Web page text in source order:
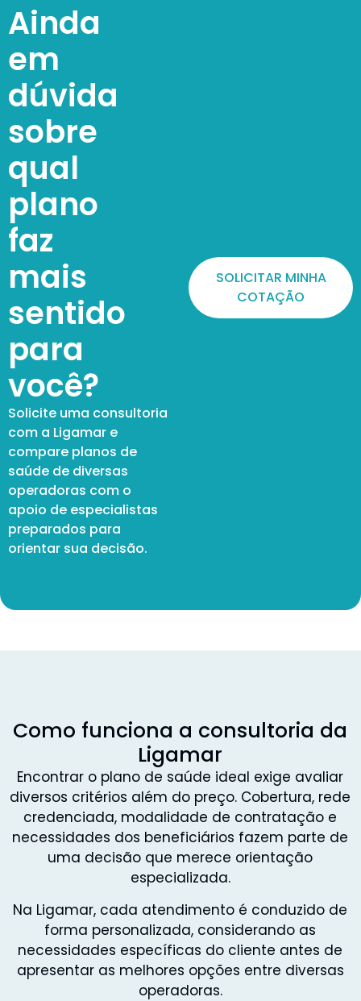
Ainda
em
dúvida
sobre
qual
plano
faz
mais
sentido
para
você?
Solicite uma consultoria
com a Ligamar e
compare planos de
saúde de diversas
operadoras com o
apoio de especialistas
preparados para
orientar sua decisão.
SOLICITAR MINHA
COTAÇÃO
Como funciona a consultoria da
Ligamar
Encontrar o plano de saúde ideal exige avaliar
diversos critérios além do preço. Cobertura, rede
credenciada, modalidade de contratação e
necessidades dos beneficiários fazem parte de
uma decisão que merece orientação
especializada.
Na Ligamar, cada atendimento é conduzido de
forma personalizada, considerando as
necessidades específicas do cliente antes de
apresentar as melhores opções entre diversas
operadoras.